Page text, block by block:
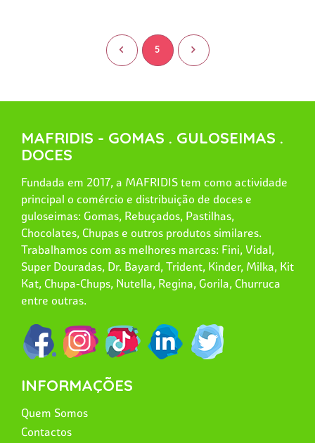
< 5 >
MAFRIDIS - GOMAS . GULOSEIMAS .
DOCES
Fundada em 2017, a MAFRIDIS tem como actividade
principal o comércio e distribuição de doces e
guloseimas: Gomas, Rebuçados, Pastilhas,
Chocolates, Chupas e outros produtos similares.
Trabalhamos com as melhores marcas: Fini, Vidal,
Super Douradas, Dr. Bayard, Trident, Kinder, Milka, Kit
Kat, Chupa-Chups, Nutella, Regina, Gorila, Churruca
entre outras.
INFORMAÇÕES
Quem Somos
Contactos